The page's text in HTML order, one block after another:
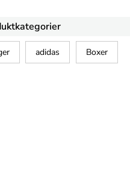
adidas Boxer